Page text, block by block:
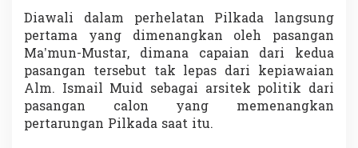
Diawali dalam perhelatan Pilkada langsung
pertama yang dimenangkan oleh pasangan
Ma’mun-Mustar, dimana capaian dari kedua
pasangan tersebut tak lepas dari kepiawaian
Alm. Ismail Muid sebagai arsitek politik dari
pasangan calon yang memenangkan
pertarungan Pilkada saat itu.